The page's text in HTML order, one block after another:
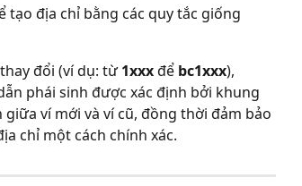
tạo địa chỉ bằng các quy tắc giống
đổi (ví dụ: từ 1xxx để bc1xxx),
phái sinh được xác định bởi khung
ví mới và ví cũ, đồng thời đảm bảo
chỉ một cách chính xác.